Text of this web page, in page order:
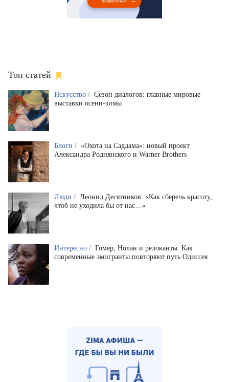
Топ статей
Искусство / Сезон диалогов: главные мировые
выставки осени-зимы
Блоги / «Охота на Саддама»: новый проект
Александра Роднянского и Warner Brothers
Люди / Леонид Десятников: «Как сберечь красоту,
чтоб не уходила бы от нас…»
Интересно / Гомер, Нолан и релоканты. Как
современные эмигранты повторяют путь Одиссея